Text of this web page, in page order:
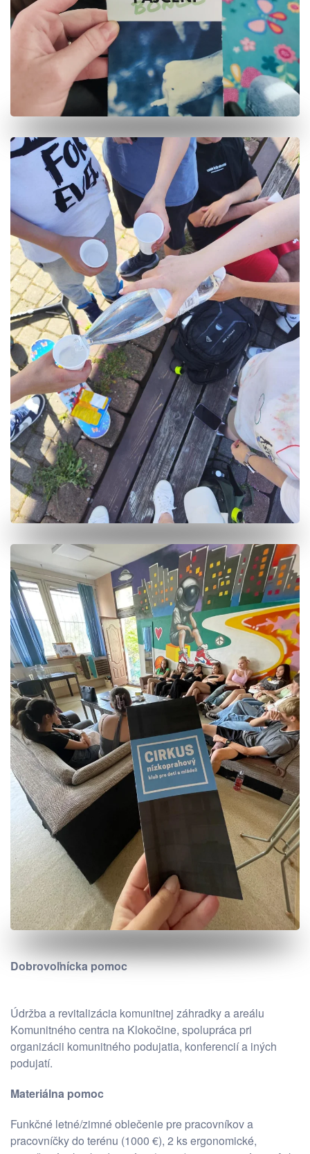
Dobrovoľnícka pomoc
Údržba a revitalizácia komunitnej záhradky a areálu
Komunitného centra na Klokočine, spolupráca pri
organizácii komunitného podujatia, konferencií a iných
podujatí.
Materiálna pomoc
Funkčné letné/zimné oblečenie pre pracovníkov a
pracovníčky do terénu (1000 €), 2 ks ergonomické,